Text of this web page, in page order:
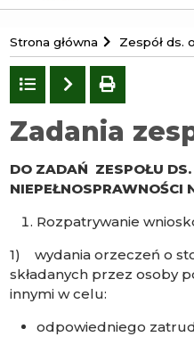
Portal
Powiatowego
Centrum
Pomocy
Rodzinie
w
Żywcu
Strona główna Zespół ds.
Powrót
do
listy
Następny
drukuj
Zadania
DO ZADAŃ ZESPOŁU
NIEPEŁNOSPRAWNOŚCI
Rozpatrywanie
1) wydania orzeczeń o
składanych przez osoby
innymi w celu:
odpowiedniego